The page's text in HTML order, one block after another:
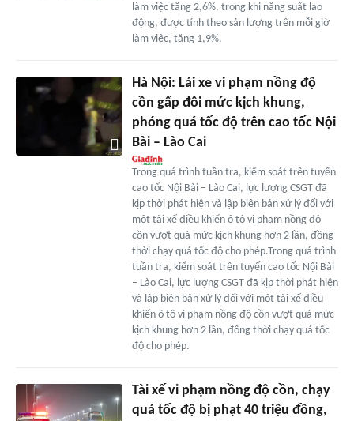
làm việc tăng 2,6%, trong khi năng suất lao
động, được tính theo sản lượng trên mỗi giờ
làm việc, tăng 1,9%.
Hà Nội: Lái xe vi phạm nồng độ
cồn gấp đôi mức kịch khung,
phóng quá tốc độ trên cao tốc Nội
Bài – Lào Cai
Trong quá trình tuần tra, kiểm soát trên tuyến
cao tốc Nội Bài – Lào Cai, lực lượng CSGT đã
kịp thời phát hiện và lập biên bản xử lý đối với
một tài xế điều khiển ô tô vi phạm nồng độ
cồn vượt quá mức kịch khung hơn 2 lần, đồng
thời chạy quá tốc độ cho phép.Trong quá trình
tuần tra, kiểm soát trên tuyến cao tốc Nội Bài
– Lào Cai, lực lượng CSGT đã kịp thời phát hiện
và lập biên bản xử lý đối với một tài xế điều
khiển ô tô vi phạm nồng độ cồn vượt quá mức
kịch khung hơn 2 lần, đồng thời chạy quá tốc
độ cho phép.
Tài xế vi phạm nồng độ cồn, chạy
quá tốc độ bị phạt 40 triệu đồng,